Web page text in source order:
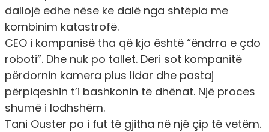
dallojë edhe nëse ke dalë nga shtëpia me
kombinim katastrofë.
CEO i kompanisë tha që kjo është “ëndrra e çdo
roboti”. Dhe nuk po tallet. Deri sot kompanitë
përdornin kamera plus lidar dhe pastaj
përpiqeshin t’i bashkonin të dhënat. Një proces
shumë i lodhshëm.
Tani Ouster po i fut të gjitha në një çip të vetëm.